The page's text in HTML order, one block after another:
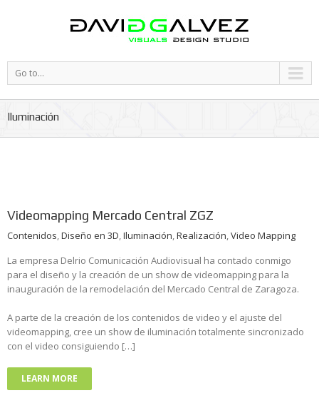
Go to...
Iluminación
Videomapping Mercado Central ZGZ
Contenidos,Diseño en 3D,Iluminación,Realización,Video Mapping
La empresa Delrio Comunicación Audiovisual ha contado conmigo
para el diseño y la creación de un show de videomapping para la
inauguración de la remodelación del Mercado Central de Zaragoza.
A parte de la creación de los contenidos de video y el ajuste del
videomapping, cree un show de iluminación totalmente sincronizado
con el video consiguiendo […]
LEARN MORE